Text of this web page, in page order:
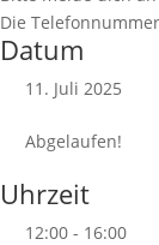
Die
Datum
11. Juli 2025
Abgelaufen!
Uhrzeit
12:00 - 16:00